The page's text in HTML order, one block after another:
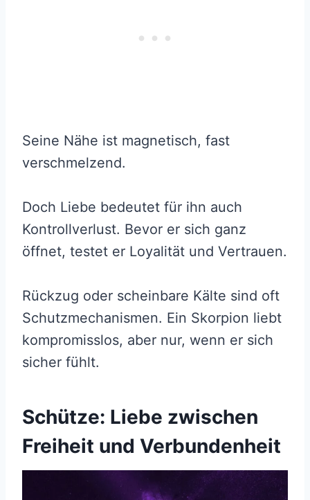
Seine Nähe ist magnetisch, fast
verschmelzend.
Doch Liebe bedeutet für ihn auch
Kontrollverlust. Bevor er sich ganz
öffnet, testet er Loyalität und Vertrauen.
Rückzug oder scheinbare Kälte sind oft
Schutzmechanismen. Ein Skorpion liebt
kompromisslos, aber nur, wenn er sich
sicher fühlt.
Schütze: Liebe zwischen
Freiheit und Verbundenheit